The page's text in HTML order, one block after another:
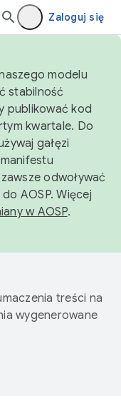
Zaloguj się
modelu
stabilność
publikować kod
kwartale. Do
gałęzi
manifestu
odwoływać
AOSP. Więcej
w AOSP.
treści na
wygenerowane